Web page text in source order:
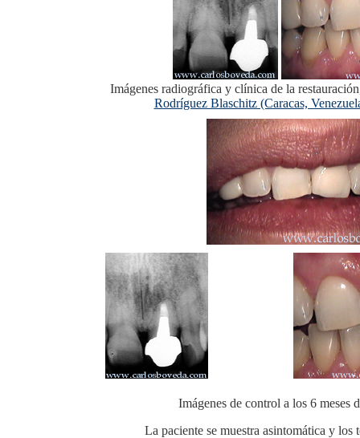
Imágenes radiográfica y clínica de la
Rodríguez Blaschitz (Caracas,
Imágenes de control a los 6 meses
La paciente se muestra asintomática y los